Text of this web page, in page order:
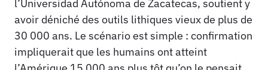
l’Universidad Autónoma de Zacatecas, soutient y
avoir déniché des outils lithiques vieux de plus de
30 000 ans. Le scénario est simple : confirmation
impliquerait que les humains ont atteint